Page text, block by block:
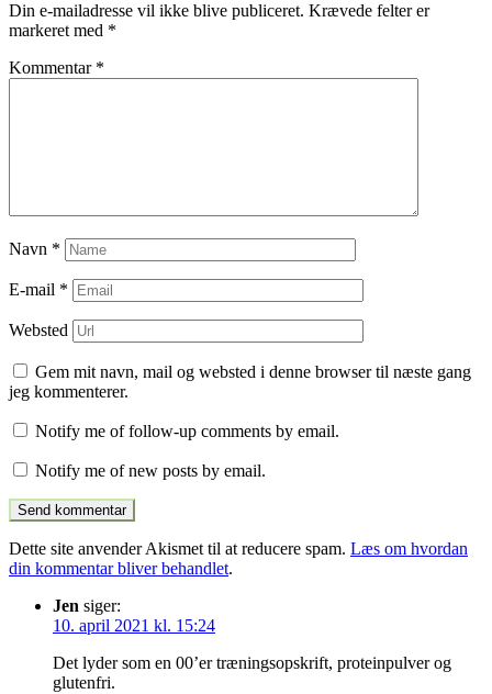
Din e-mailadresse vil ikke blive publiceret. Krævede felter er
markeret med *
Kommentar *
Navn *
E-mail *
Websted
Gem mit navn, mail og websted i denne browser til næste gang
jeg kommenterer.
Notify me of follow-up comments by email.
Notify me of new posts by email.
Dette site anvender Akismet til at reducere spam. Læs om hvordan
din kommentar bliver behandlet.
Jen siger:
10. april 2021 kl. 15:24
Det lyder som en 00’er træningsopskrift, proteinpulver og
glutenfri.